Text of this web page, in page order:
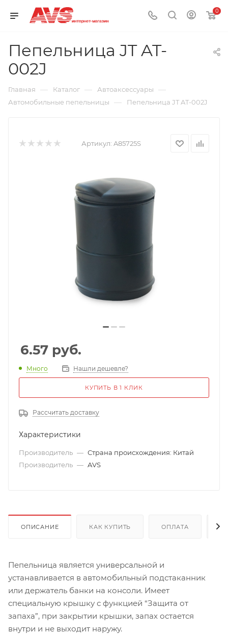
0
Пепельница JT AT-
002J
Главная — Каталог — Автоаксессуары —
Автомобильные пепельницы — Пепельница JT AT-002J
Артикул: A85725S
6.57 руб.
Много Нашли дешевле?
КУПИТЬ В 1 КЛИК
Рассчитать доставку
Характеристики
Производитель — Страна происхождения: Китай
Производитель — AVS
ОПИСАНИЕ КАК КУПИТЬ ОПЛАТА
Пепельница является универсальной и
устанавливается в автомобильный подстаканник
или держатель банки на консоли. Имеет
специальную крышку с функцией “Защита от
запаха”, при закрытии крышки, запах остается
внутри и не выходит наружу.